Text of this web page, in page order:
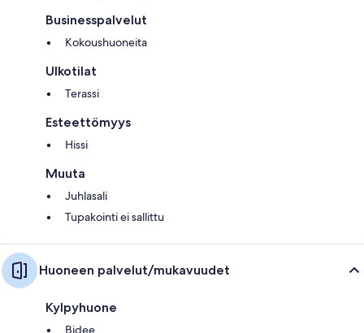
Businesspalvelut
Kokoushuoneita
Ulkotilat
Terassi
Esteettömyys
Hissi
Muuta
Juhlasali
Tupakointi ei sallittu
Huoneen palvelut/mukavuudet
Kylpyhuone
Bidee